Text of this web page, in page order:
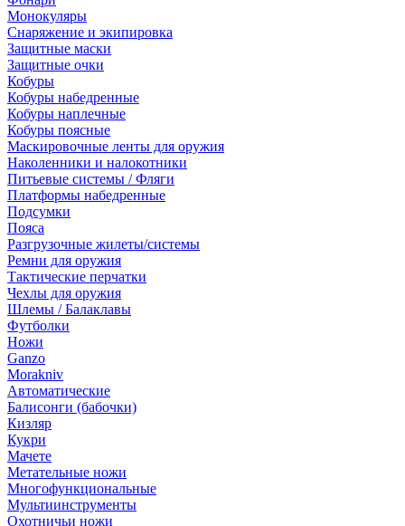
Монокуляры
Снаряжение и экипировка
Защитные маски
Защитные очки
Кобуры
Кобуры набедренные
Кобуры наплечные
Кобуры поясные
Маскировочные ленты для оружия
Наколенники и налокотники
Питьевые системы / Фляги
Платформы набедренные
Подсумки
Пояса
Разгрузочные жилеты/системы
Ремни для оружия
Тактические перчатки
Чехлы для оружия
Шлемы / Балаклавы
Футболки
Ножи
Ganzo
Morakniv
Автоматические
Балисонги (бабочки)
Кизляр
Кукри
Мачете
Метательные ножи
Многофункциональные
Мультиинструменты
Охотничьи ножи